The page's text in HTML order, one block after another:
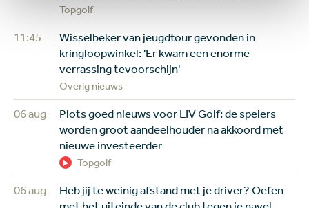
Topgolf
11:45
Wisselbeker van jeugdtour gevonden in
kringloopwinkel: 'Er kwam een enorme
verrassing tevoorschijn'
Overig nieuws
06 aug
Plots goed nieuws voor LIV Golf: de spelers
worden groot aandeelhouder na akkoord met
nieuwe investeerder
Topgolf
06 aug
Heb jij te weinig afstand met je driver? Oefen